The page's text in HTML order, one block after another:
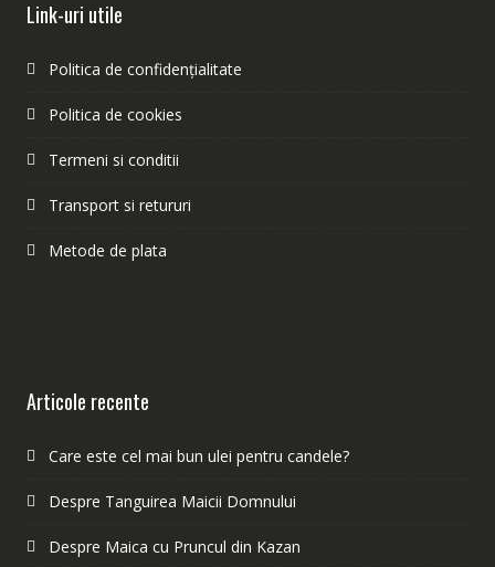
Link-uri utile
Politica de confidențialitate
Politica de cookies
Termeni si conditii
Transport si retururi
Metode de plata
Articole recente
Care este cel mai bun ulei pentru candele?
Despre Tanguirea Maicii Domnului
Despre Maica cu Pruncul din Kazan